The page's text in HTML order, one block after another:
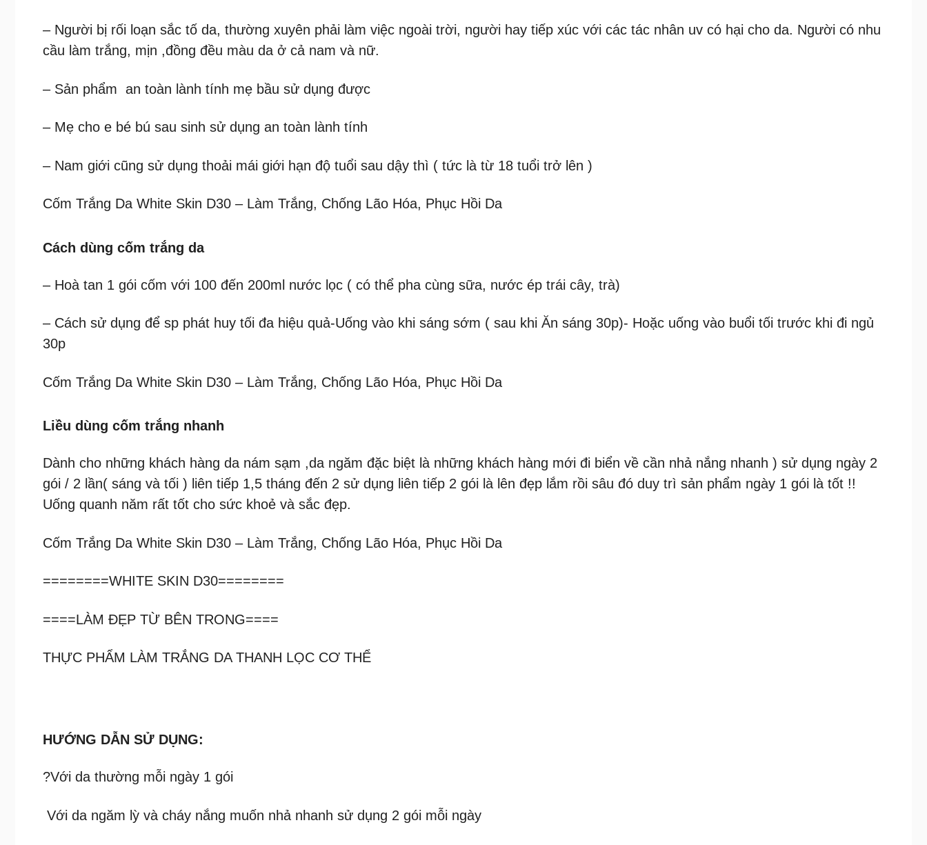
– Người bị rối loạn sắc tố da, thường xuyên phải làm việc ngoài trời, người hay tiếp xúc với các tác nhân uv có hại cho da. Người có nhu
cầu làm trắng, mịn ,đồng đều màu da ở cả nam và nữ.
– Sản phẩm an toàn lành tính mẹ bầu sử dụng được
– Mẹ cho e bé bú sau sinh sử dụng an toàn lành tính
– Nam giới cũng sử dụng thoải mái giới hạn độ tuổi sau dậy thì ( tức là từ 18 tuổi trở lên )
Cốm Trắng Da White Skin D30 – Làm Trắng, Chống Lão Hóa, Phục Hồi Da
Cách dùng cốm trắng da
– Hoà tan 1 gói cốm với 100 đến 200ml nước lọc ( có thể pha cùng sữa, nước ép trái cây, trà)
– Cách sử dụng để sp phát huy tối đa hiệu quả-Uống vào khi sáng sớm ( sau khi Ăn sáng 30p)- Hoặc uống vào buổi tối trước khi đi ngủ
30p
Cốm Trắng Da White Skin D30 – Làm Trắng, Chống Lão Hóa, Phục Hồi Da
Liều dùng cốm trắng nhanh
Dành cho những khách hàng da nám sạm ,da ngăm đặc biệt là những khách hàng mới đi biển về cần nhả nắng nhanh ) sử dụng ngày 2
gói / 2 lần( sáng và tối ) liên tiếp 1,5 tháng đến 2 sử dụng liên tiếp 2 gói là lên đẹp lắm rồi sâu đó duy trì sản phẩm ngày 1 gói là tốt !!
Uống quanh năm rất tốt cho sức khoẻ và sắc đẹp.
Cốm Trắng Da White Skin D30 – Làm Trắng, Chống Lão Hóa, Phục Hồi Da
========WHITE SKIN D30========
====LÀM ĐẸP TỪ BÊN TRONG====
THỰC PHẨM LÀM TRẮNG DA THANH LỌC CƠ THỂ
HƯỚNG DẪN SỬ DỤNG:
?Với da thường mỗi ngày 1 gói
Với da ngăm lỳ và cháy nắng muốn nhả nhanh sử dụng 2 gói mỗi ngày